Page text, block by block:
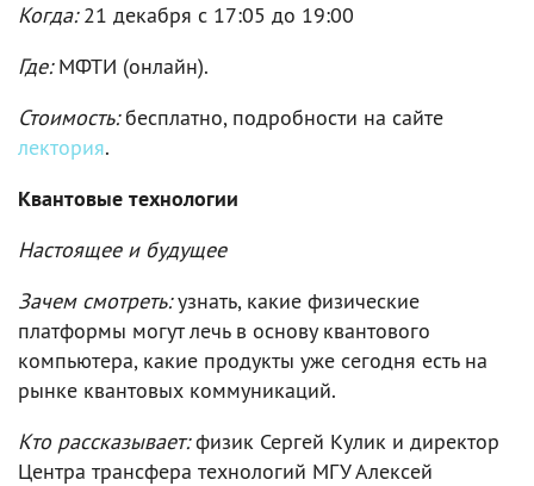
Когда:21 декабря c 17:05 до 19:00
Где:МФТИ (онлайн).
Стоимость:бесплатно, подробности на сайте
лектория.
Квантовые технологии
Настоящее и будущее
Зачем смотреть:узнать, какие физические
платформы могут лечь в основу квантового
компьютера, какие продукты уже сегодня есть на
рынке квантовых коммуникаций.
Кто рассказывает:физик Сергей Кулик и директор
Центра трансфера технологий МГУ Алексей